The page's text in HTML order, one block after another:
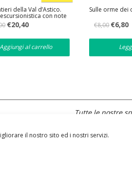
il nostro sito ed i nostri servizi.
della Val d’Astico.
con note
e naturalistiche
Il
originale
era:
€20,40Il
attuale
è:
Aggiungi al carrello
Sulle orme dei
€8,00 Il
originale
€6,80Il
è:
Tutte le nostre
DBS – SMAA SRL Via Quattro Sassi, 4/C Rasai di Seren